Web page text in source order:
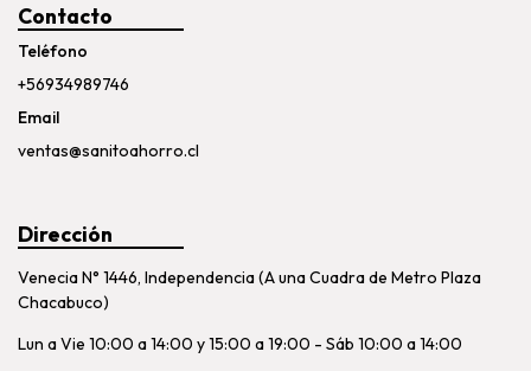
Contacto
Teléfono
+56934989746
Email
ventas@sanitoahorro.cl
Dirección
Venecia N° 1446, Independencia (A una Cuadra de Metro Plaza
Chacabuco)
Lun a Vie 10:00 a 14:00 y 15:00 a 19:00 - Sáb 10:00 a 14:00